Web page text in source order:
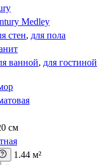
Medley
стен, для пола
ванной, для гостиной
см
1.44 м²